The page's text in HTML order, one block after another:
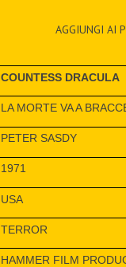
AGGIUNGI AI
COUNTESS DRACULA
LA MORTE VA A
PETER SASDY
1971
USA
TERROR
HAMMER FILM